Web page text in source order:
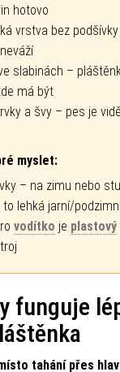
hotovo
vrstva bez
slabinách –
má být
a švy – pes je
myslet:
– na zimu nebo
to lehká jarní/
vodítko je plastový
funguje
tahání přes